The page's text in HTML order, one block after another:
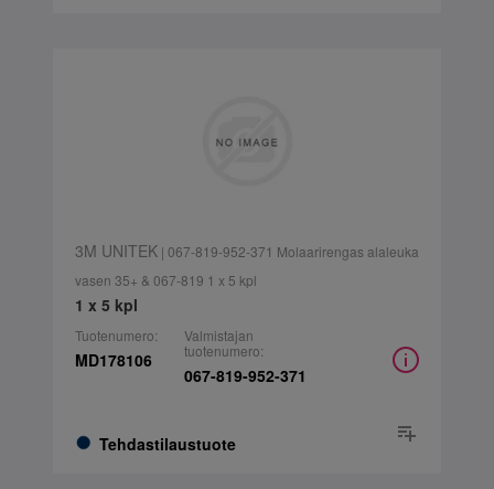
3M UNITEK| 067-819-952-371 Molaarirengas alaleuka
vasen 35+ & 067-819 1 x 5 kpl
1 x 5 kpl
Tuotenumero:
MD178106
Tehdastilaustuote
Valmistajan
tuotenumero:
067-819-952-371